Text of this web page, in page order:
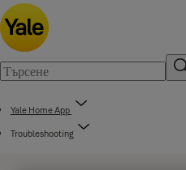
Yale Home App
Troubleshooting